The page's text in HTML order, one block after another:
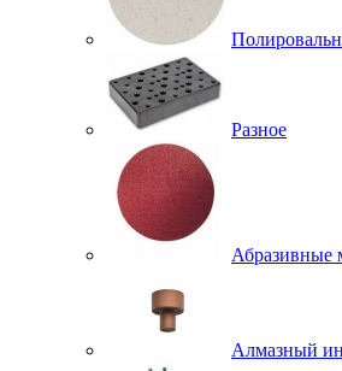
Разное
Абразивные
Алмазный